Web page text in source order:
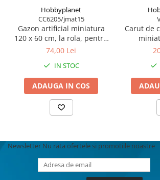
COSTUME SI ACCESORII
TRICOURI TEMATICE 3D
Hobbyplanet
CC6205/jmat15
Gazon artificial miniatura
120 x 60 cm, la rola, pentru
casute de papusi si
74,00 Lei
IN STOC
ADAUGA IN COS
Carut de
Newsletter Nu rata ofertele si promotiile noastre